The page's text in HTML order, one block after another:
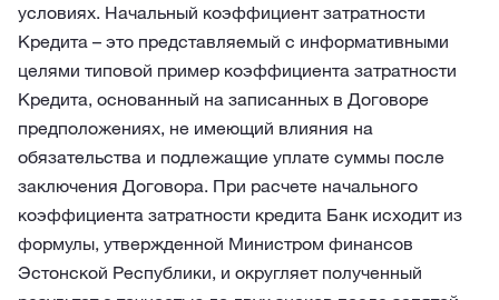
условиях. Начальный коэффициент затратности
Кредита – это представляемый с информативными
целями типовой пример коэффициента затратности
Кредита, основанный на записанных в Договоре
предположениях, не имеющий влияния на
обязательства и подлежащие уплате суммы после
заключения Договора. При расчете начального
коэффициента затратности кредита Банк исходит из
формулы, утвержденной Министром финансов
Эстонской Республики, и округляет полученный